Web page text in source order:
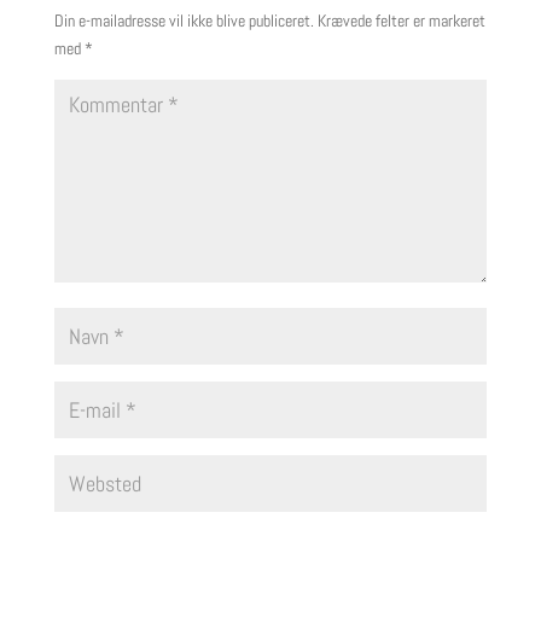
Din e-mailadresse vil ikke blive publiceret. Krævede felter er markeret
med *